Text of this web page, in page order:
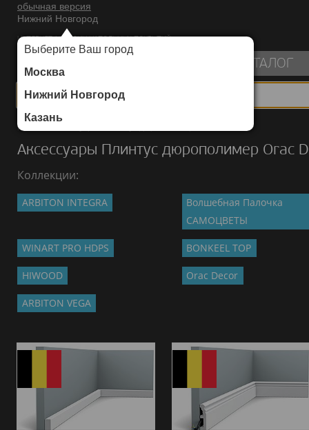
обычная версия
Нижний Новгород
Выберите Ваш город
Москва
Нижний Новгород
Казань
ИНТЕРНЕТ-МАГАЗИН НАПОЛЬНЫХ ПОКРЫТИЙ
КАТАЛОГ
Каталог
Аксессуары Плинтус дюрополимер Orac
Коллекции:
ARBITON INTEGRA
Волшебная Палочка
САМОЦВЕТЫ
WINART PRO HDPS BONKEEL TOP
HIWOOD Orac Decor
ARBITON VEGA